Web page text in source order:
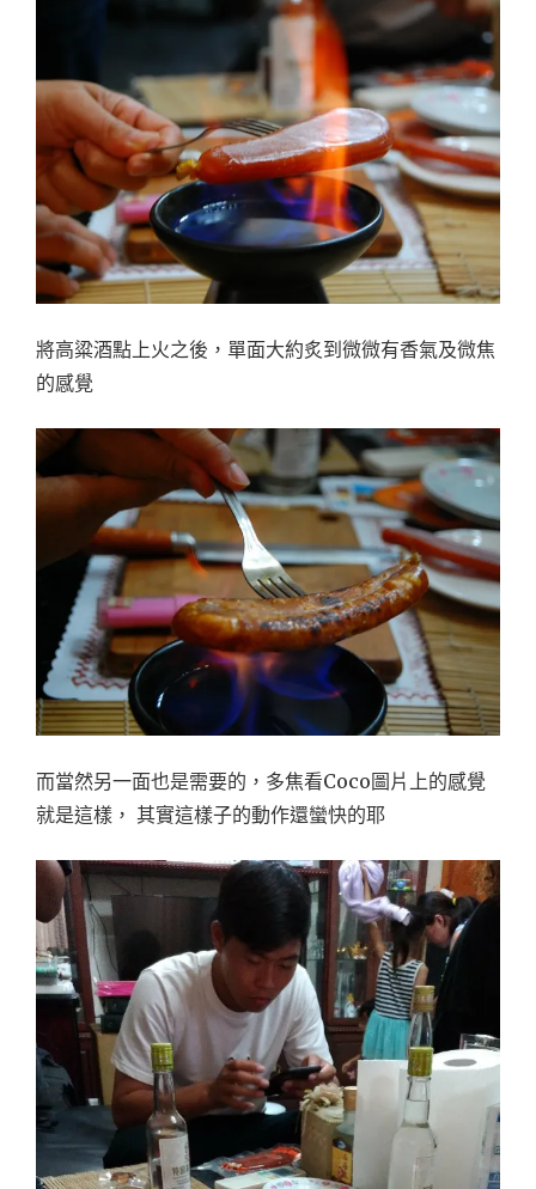
將高粱酒點上火之後，單面大約炙到微微有香氣及微焦
的感覺
而當然另一面也是需要的，多焦看Coco圖片上的感覺
就是這樣， 其實這樣子的動作還蠻快的耶